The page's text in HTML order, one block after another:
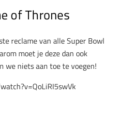
of Thrones
reclame van alle Super Bowl
moet je deze dan ook
we niets aan toe te voegen!